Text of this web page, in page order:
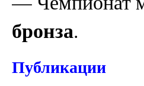
бронза.
Публикации